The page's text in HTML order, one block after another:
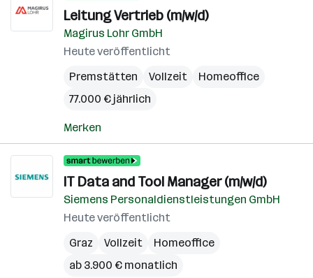
Leitung Vertrieb (m/w/d)
Magirus Lohr GmbH
Heute veröffentlicht
Premstätten
Vollzeit
Homeoffice
77.000 € jährlich
Merken
IT Data and Tool Manager (m/w/d)
Siemens Personaldienstleistungen GmbH
Heute veröffentlicht
Graz
Vollzeit
Homeoffice
ab 3.900 € monatlich